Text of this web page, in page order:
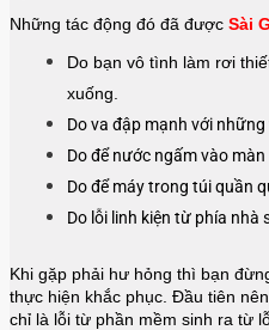
Những tác động đó đã được Sài
Do bạn vô tình làm rơi
xuống.
Do va đập mạnh với
Do để nước ngấm vào màn
Do để máy trong túi quần
Do lỗi linh kiện từ phía nhà
Khi gặp phải hư hỏng thì bạn
thực hiện khắc phục. Đầu tiên
chỉ là lỗi từ phần mềm sinh ra từ